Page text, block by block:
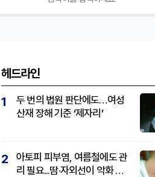
헤드라인
1
두 번의 법원 판단에도…여성
산재 장해 기준 ‘제자리’
2
아토피 피부염, 여름철에도 관
리 필요...땀·자외선이 악화 요